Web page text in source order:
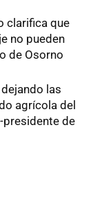
clarifica que
no pueden
de Osorno
las
agrícola del
presidente de